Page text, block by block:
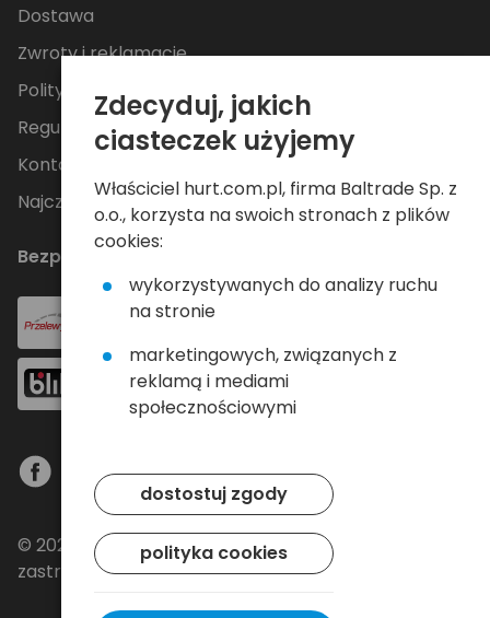
Dostawa
Zwroty i reklamacje
Polityka Prywatności
Regulamin
Kontakt
Najczęściej zadawane pytania
Bezpieczne płatności
© 2024 Baltrade sp. z o.o. - Wszelkie prawa
zastrzeżone.
Zdecyduj, jakich
ciasteczek użyjemy
Właściciel hurt.com.pl, firma Baltrade Sp. z
o.o., korzysta na swoich stronach z plików
cookies:
wykorzystywanych do analizy ruchu
na stronie
marketingowych, związanych z
reklamą i mediami
społecznościowymi
dostostuj zgody
polityka cookies